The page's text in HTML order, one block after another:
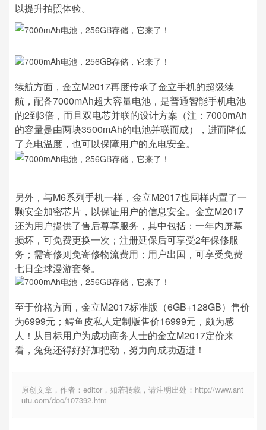
以提升拍照体验。
续航方面，金立M2017再度传承了金立手机的超级续
航，配备7000mAh超大容量电池，是普通智能手机电池
的2到3倍，而且双电芯并联的设计方案（注：7000mAh
的容量是由两块3500mAh的电池并联而成），进而降低
了充电温度，也可以保障用户的充电安全。
另外，与M6系列手机一样，金立M2017也同样内置了一
颗安全加密芯片，以保证用户的信息安全。金立M2017
还为用户提供了售后尊享服务，其中包括：一年内屏幕
损坏，可免费更换一次；注册延保后可享受2年保修服
务；需寄修则免寄修物流费用；用户出国，可享受免费
七日全球漫游套餐。
至于价格方面，金立M2017标准版（6GB+128GB）售价
为6999元；鳄鱼皮私人定制版售价16999元，颇为感
人！从目标用户为成功商务人士的金立M2017定价来
看，兔兔还得好好加把劲，努力向成功迈进！
原创文章，作者：editor，如若转载，请注明出处：http://www.ant
utu.com/doc/107392.htm